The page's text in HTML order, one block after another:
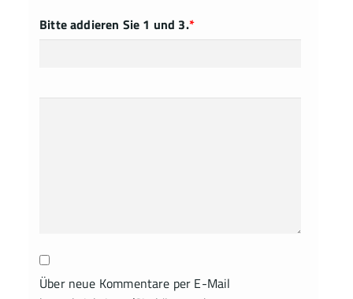
Bitte addieren Sie 1 und 3.*
Über neue Kommentare per E-Mail